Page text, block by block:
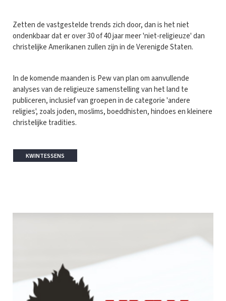
Zetten de vastgestelde trends zich door, dan is het niet
ondenkbaar dat er over 30 of 40 jaar meer 'niet-religieuze' dan
christelijke Amerikanen zullen zijn in de Verenigde Staten.
In de komende maanden is Pew van plan om aanvullende
analyses van de religieuze samenstelling van het land te
publiceren, inclusief van groepen in de categorie 'andere
religies', zoals joden, moslims, boeddhisten, hindoes en kleinere
christelijke tradities.
KWINTESSENS